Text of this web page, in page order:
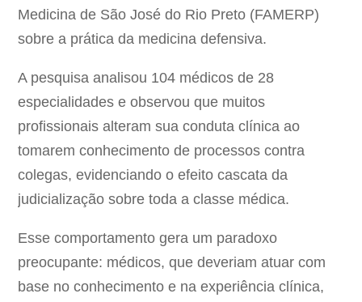
Medicina de São José do Rio Preto (FAMERP)
sobre a prática da medicina defensiva.
A pesquisa analisou 104 médicos de 28
especialidades e observou que muitos
profissionais alteram sua conduta clínica ao
tomarem conhecimento de processos contra
colegas, evidenciando o efeito cascata da
judicialização sobre toda a classe médica.
Esse comportamento gera um paradoxo
preocupante: médicos, que deveriam atuar com
base no conhecimento e na experiência clínica,